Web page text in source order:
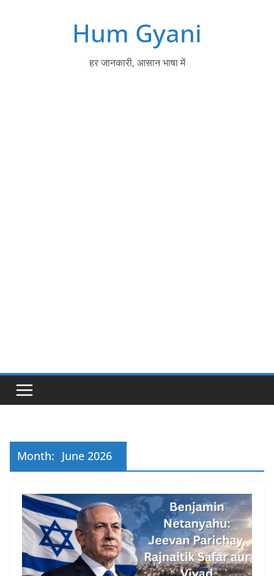
Hum Gyani
हर जानकारी, आसान भाषा में
Month: June 2026